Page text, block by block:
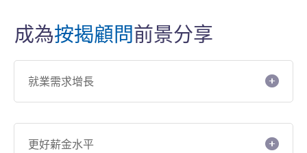
成為按揭顧問前景分享
就業需求增長
更好薪金水平